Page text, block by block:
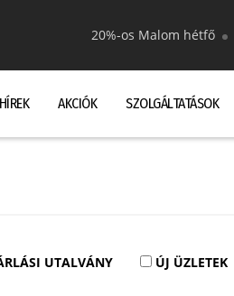
20%-os Malom hétfő
HÍREK AKCIÓK SZOLGÁLTATÁSOK
UTALVÁNY ÚJ ÜZLETEK